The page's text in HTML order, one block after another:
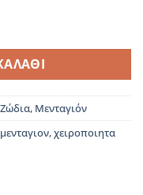
ποσότητα
Ζώδια, Μενταγιόν
,χειροποιητα